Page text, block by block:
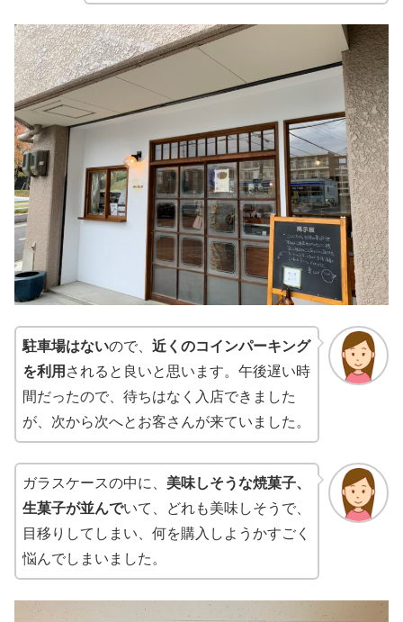
駐車場はないので、 近くのコインパーキング
を利用 されると良いと思います。午後遅い時
間だったので、待ちはなく入店できました
が、次から次へとお客さんが来ていました。
ガラスケースの中に、 美味しそうな焼菓子、
生菓子が並んでいて、どれも美味しそうで、
目移りしてしまい、何を購入しようかすごく
悩んでしまいました。